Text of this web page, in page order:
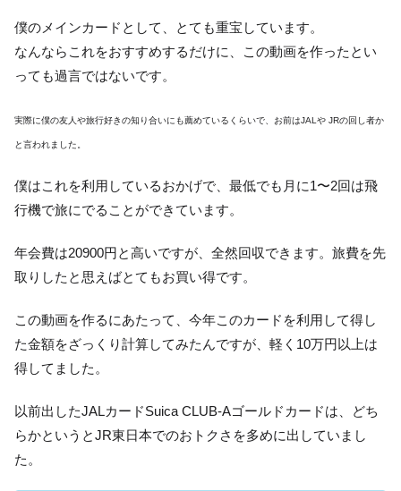
僕のメインカードとして、とても重宝しています。
なんならこれをおすすめするだけに、この動画を作ったとい
っても過言ではないです。
実際に僕の友人や旅行好きの知り合いにも薦めているくらいで、お前はJALや JRの回し者か
と言われました。
僕はこれを利用しているおかげで、最低でも月に1〜2回は飛
行機で旅にでることができています。
年会費は20900円と高いですが、全然回収できます。旅費を先
取りしたと思えばとてもお買い得です。
この動画を作るにあたって、今年このカードを利用して得し
た金額をざっくり計算してみたんですが、軽く10万円以上は
得してました。
以前出したJALカードSuica CLUB-Aゴールドカードは、どち
らかというとJR東日本でのおトクさを多めに出していまし
た。